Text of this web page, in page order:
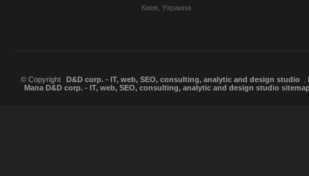
Киев, Украина
© Copyright D&D corp. - IT, web, SEO, consulting, analytic and design studio
Мапа D&D corp. - IT, web, SEO, consulting, analytic and design studio